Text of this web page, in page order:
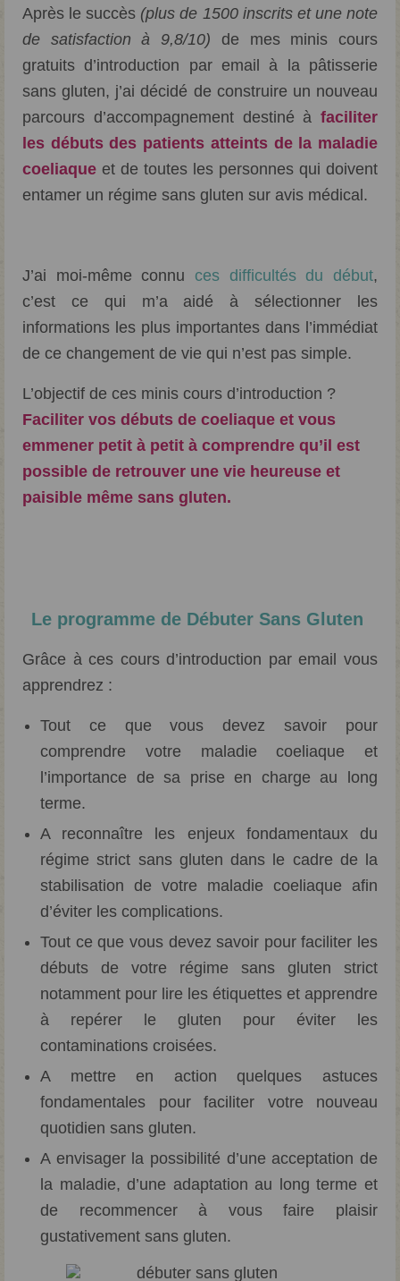
Après le succès (plus de 1500 inscrits et une note
de satisfaction à 9,8/10) de mes minis cours
gratuits d’introduction par email à la pâtisserie
sans gluten, j’ai décidé de construire un nouveau
parcours d’accompagnement destiné à faciliter
les débuts des patients atteints de la maladie
coeliaque et de toutes les personnes qui doivent
entamer un régime sans gluten sur avis médical.
J’ai moi-même connu ces difficultés du début,
c’est ce qui m’a aidé à sélectionner les
informations les plus importantes dans l’immédiat
de ce changement de vie qui n’est pas simple.
L’objectif de ces minis cours d’introduction ?
Faciliter vos débuts de coeliaque et vous
emmener petit à petit à comprendre qu’il est
possible de retrouver une vie heureuse et
paisible même sans gluten.
Le programme de Débuter Sans Gluten
Grâce à ces cours d’introduction par email vous
apprendrez :
Tout ce que vous devez savoir pour
comprendre votre maladie coeliaque et
l’importance de sa prise en charge au long
terme.
A reconnaître les enjeux fondamentaux du
régime strict sans gluten dans le cadre de la
stabilisation de votre maladie coeliaque afin
d’éviter les complications.
Tout ce que vous devez savoir pour faciliter les
débuts de votre régime sans gluten strict
notamment pour lire les étiquettes et apprendre
à repérer le gluten pour éviter les
contaminations croisées.
A mettre en action quelques astuces
fondamentales pour faciliter votre nouveau
quotidien sans gluten.
A envisager la possibilité d’une acceptation de
la maladie, d’une adaptation au long terme et
de recommencer à vous faire plaisir
gustativement sans gluten.